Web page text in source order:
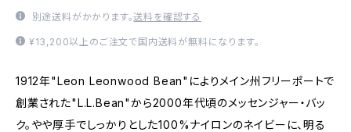
別途送料がかかります。送料を確認する
¥13,200以上のご注文で国内送料が無料になります。
1912年"Leon Leonwood Bean"によりメイン州フリーポートで
創業された"L.L.Bean"から2000年代頃のメッセンジャー・バッ
ク。やや厚手でしっかりとした100%ナイロンのネイビーに、明る